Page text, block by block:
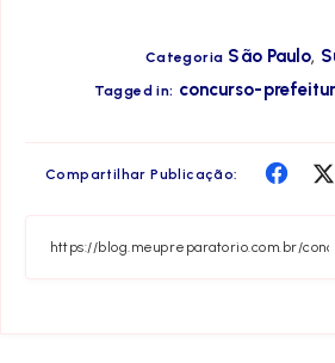
Categoria São Paulo,
Tagged in: concurso-
Compartilhar Publicação: